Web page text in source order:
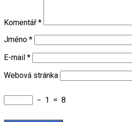
Komentář*
Jméno *
E-mail *
Webová stránka
− 1 = 8